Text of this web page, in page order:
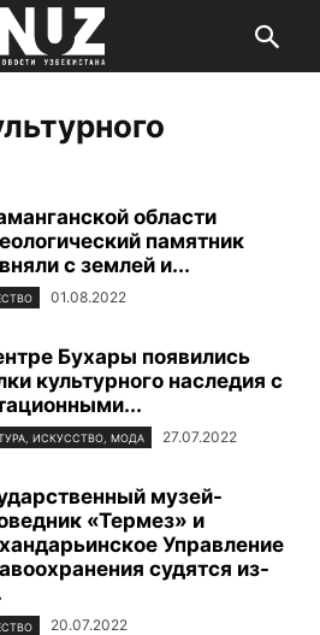
области
памятник
с землей и...
01.08.2022
Бухары появились
культурного наследия с
ИСКУССТВО, МОДА 27.07.2022
музей-
«Термез» и
Управление
судятся из-
20.07.2022